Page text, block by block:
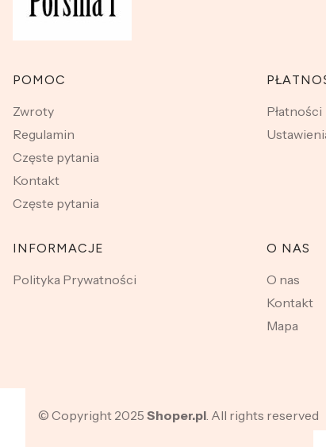
Linki w stopce
POMOC
Zwroty
Regulamin
Częste pytania
Kontakt
Częste pytania
Płatności
INFORMACJE
Polityka Prywatności
O NAS
O nas
Kontakt
Mapa
© Copyright 2025 Shoper.pl . All rights reserved